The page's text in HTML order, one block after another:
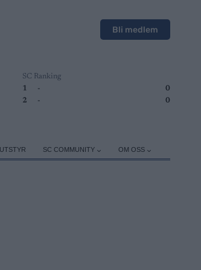
Bli medlem
SC Ranking
1
-
0
2
- 0
UTSTYR SC COMMUNITY OM OSS